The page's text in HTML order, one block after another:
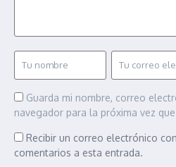
Guarda mi nombre, correo
navegador para la próxima vez
Recibir un correo electrónico
comentarios a esta entrada.